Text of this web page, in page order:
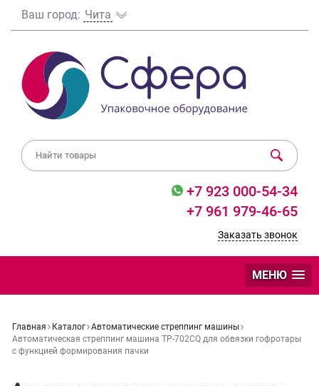
Ваш город: Чита
+7 923 000-54-34
+7 961 979-46-65
Заказать звонок
МЕНЮ
Главная Каталог Автоматические стреппинг машины
Автоматическая стреппинг машина ТР-702CQ для обвязки гофротары
c функцией формирования пачки